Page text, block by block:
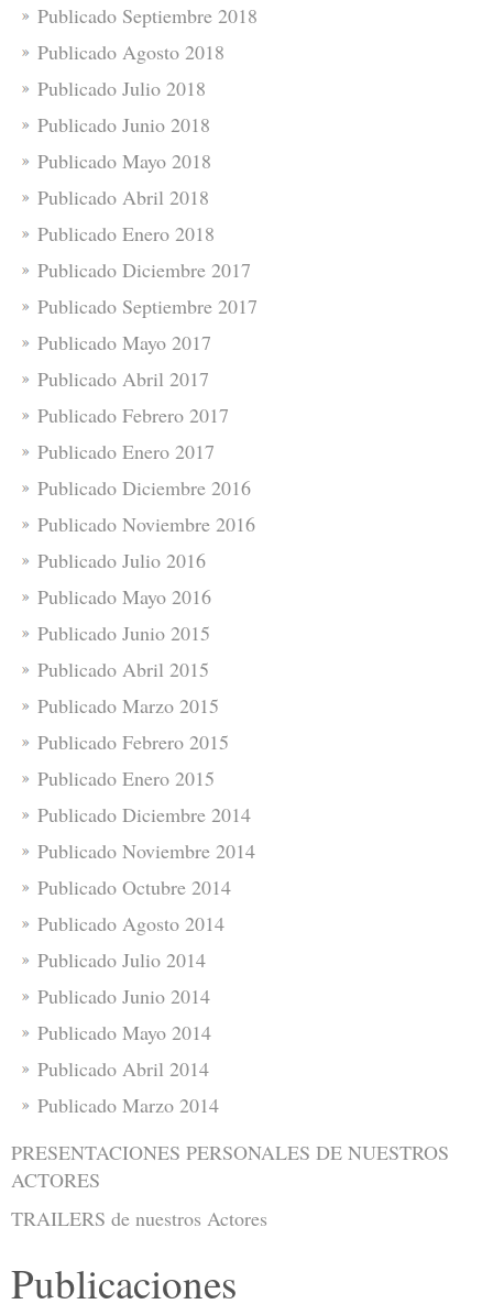
Publicado Septiembre 2018
Publicado Agosto 2018
Publicado Julio 2018
Publicado Junio 2018
Publicado Mayo 2018
Publicado Abril 2018
Publicado Enero 2018
Publicado Diciembre 2017
Publicado Septiembre 2017
Publicado Mayo 2017
Publicado Abril 2017
Publicado Febrero 2017
Publicado Enero 2017
Publicado Diciembre 2016
Publicado Noviembre 2016
Publicado Julio 2016
Publicado Mayo 2016
Publicado Junio 2015
Publicado Abril 2015
Publicado Marzo 2015
Publicado Febrero 2015
Publicado Enero 2015
Publicado Diciembre 2014
Publicado Noviembre 2014
Publicado Octubre 2014
Publicado Agosto 2014
Publicado Julio 2014
Publicado Junio 2014
Publicado Mayo 2014
Publicado Abril 2014
Publicado Marzo 2014
PRESENTACIONES PERSONALES DE NUESTROS
ACTORES
TRAILERS de nuestros Actores
Publicaciones